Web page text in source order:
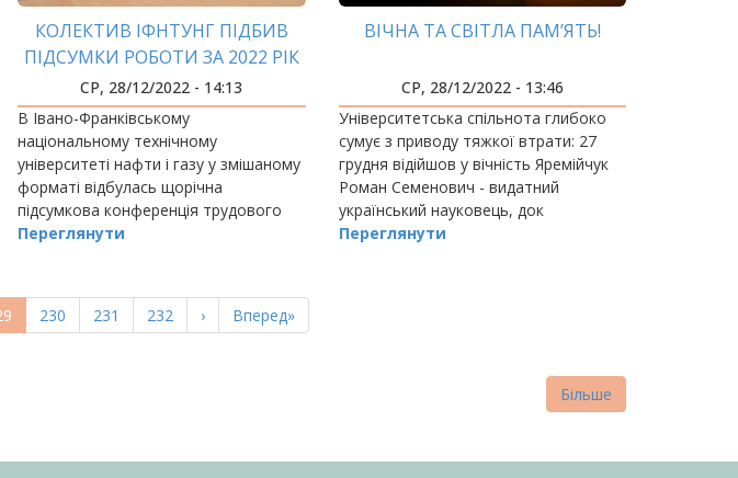
КОЛЕКТИВ ІФНТУНГ ПІДБИВ
ПІДСУМКИ РОБОТИ ЗА 2022 РІК
СР, 28/12/2022 - 14:13
В Івано-Франківському
національному технічному
університеті нафти і газу у змішаному
форматі відбулась щорічна
підсумкова конференція трудового
колективу за участі голови
Переглянути
ВІЧНА ТА СВІТЛА ПАМ’ЯТЬ!
СР, 28/12/2022 - 13:46
Університетська спільнота глибоко
сумує з приводу тяжкої втрати: 27
грудня відійшов у вічність Яремійчук
Роман Семенович - видатний
український науковець, док
Переглянути
Page
230 Page
231 Page
232
Наступна
сторінка
›
Остання
сторінка
Вперед»
Більше